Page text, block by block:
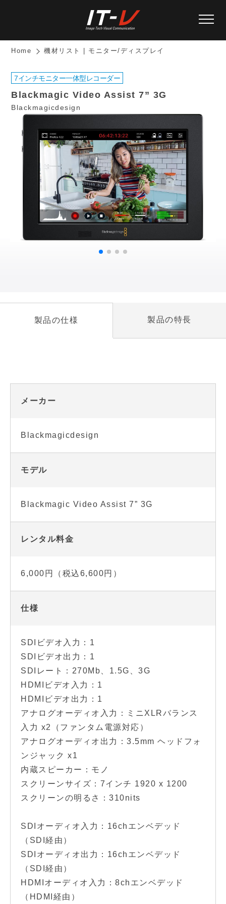
Home 機材リスト | モニター/ディスプレイ
7インチモニター一体型レコーダー
Blackmagic Video Assist 7” 3G
Blackmagicdesign
製品の仕様
メーカー
Blackmagicdesign
モデル
Blackmagic Video Assist 7” 3G
レンタル料金
6,000円（税込6,600円）
仕様
SDIビデオ入力：1
SDIビデオ出力：1
SDIレート：270Mb、1.5G、3G
HDMIビデオ入力：1
HDMIビデオ出力：1
アナログオーディオ入力：ミニXLRバランス
入力 x2（ファンタム電源対応）
アナログオーディオ出力：3.5mm ヘッドフォ
ンジャック x1
内蔵スピーカー：モノ
スクリーンサイズ：7インチ 1920 x 1200
スクリーンの明るさ：310nits
SDIオーディオ入力：16chエンベデッド
（SDI経由）
SDIオーディオ出力：16chエンベデッド
（SDI経由）
HDMIオーディオ入力：8chエンベデッド
（HDMI経由）
製品の特長